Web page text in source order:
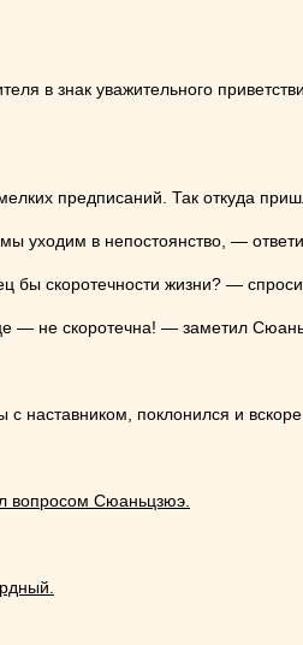
в знак уважительного
предписаний. Так откуда
уходим в непостоянство, —
скоротечности жизни? —
— не скоротечна! — заметил
наставником, поклонился и
вопросом Сюаньцзюэ.